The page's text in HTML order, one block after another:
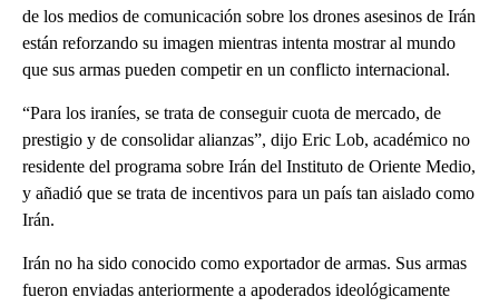
de los medios de comunicación sobre los drones asesinos de Irán
están reforzando su imagen mientras intenta mostrar al mundo
que sus armas pueden competir en un conflicto internacional.
“Para los iraníes, se trata de conseguir cuota de mercado, de
prestigio y de consolidar alianzas”, dijo Eric Lob, académico no
residente del programa sobre Irán del Instituto de Oriente Medio,
y añadió que se trata de incentivos para un país tan aislado como
Irán.
Irán no ha sido conocido como exportador de armas. Sus armas
fueron enviadas anteriormente a apoderados ideológicamente